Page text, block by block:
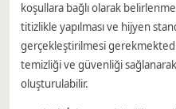
koşullara bağlı olarak
titizlikle yapılması ve hijyen
gerçekleştirilmesi
temizliği ve güvenliği sağlanarak
oluşturulabilir.